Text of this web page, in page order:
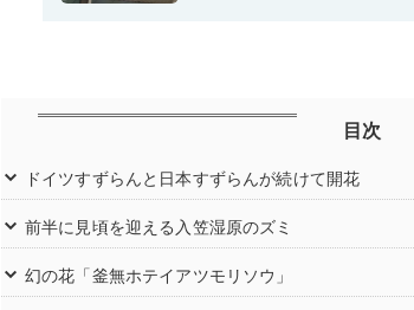
目次
ドイツすずらんと日本すずらんが続けて開花
前半に見頃を迎える入笠湿原のズミ
幻の花「釜無ホテイアツモリソウ」